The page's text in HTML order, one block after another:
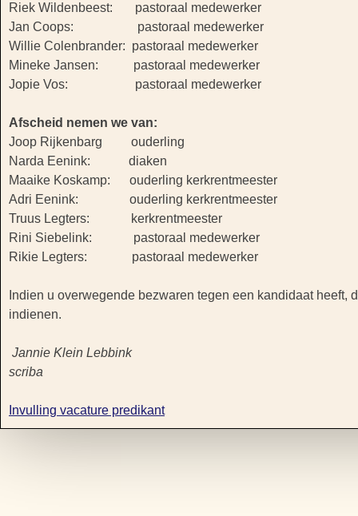
Riek Wildenbeest: pastoraal medewerker
Jan Coops: pastoraal medewerker
Willie Colenbrander: pastoraal medewerker
Mineke Jansen: pastoraal medewerker
Jopie Vos: pastoraal medewerker
Afscheid nemen we van:
Joop Rijkenbarg ouderling
Narda Eenink: diaken
Maaike Koskamp: ouderling kerkrentmeester
Adri Eenink: ouderling kerkrentmeester
Truus Legters: kerkrentmeester
Rini Siebelink: pastoraal medewerker
Rikie Legters: pastoraal medewerker
Indien u overwegende bezwaren tegen een kandidaat
indienen.
Jannie Klein Lebbink
scriba
Invulling vacature predikant